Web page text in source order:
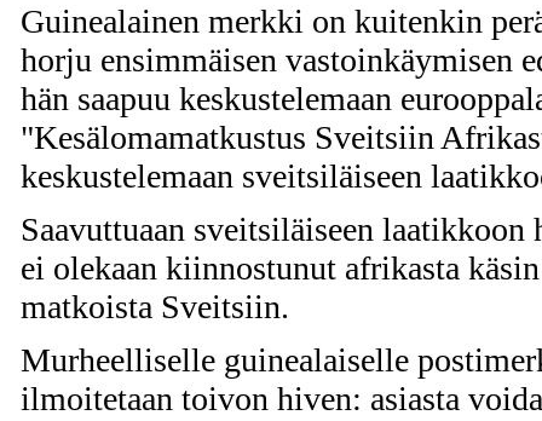
Guinealainen merkki on kuitenkin
horju ensimmäisen vastoinkäymisen
hän saapuu keskustelemaan
"Kesälomamatkustus Sveitsiin
keskustelemaan sveitsiläiseen
Saavuttuaan sveitsiläiseen laatikkoon
ei olekaan kiinnostunut afrikasta
matkoista Sveitsiin.
Murheelliselle guinealaiselle
ilmoitetaan toivon hiven: asiasta